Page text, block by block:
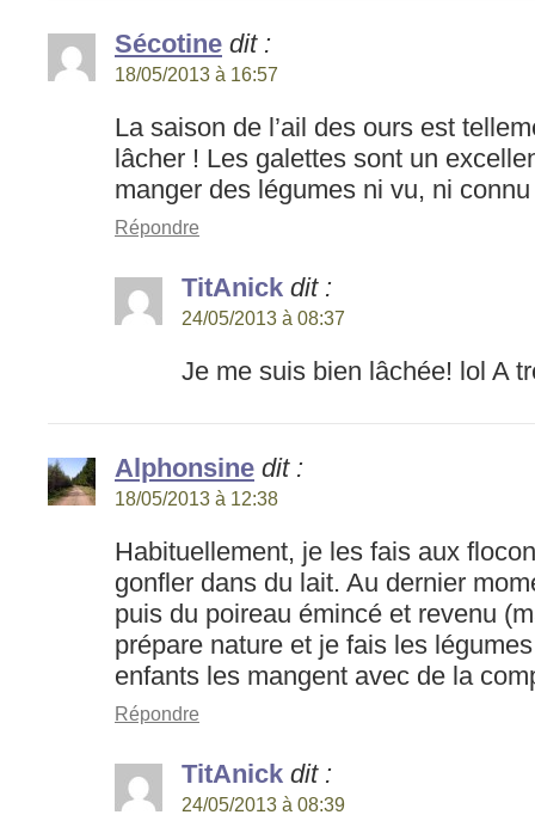
Sécotine dit :
18/05/2013 à 16:57
La saison de l’ail des ours est
lâcher ! Les galettes sont un
manger des légumes ni vu, ni
Répondre
TitAnick dit :
24/05/2013 à 08:37
Je me suis bien lâchée! lol A
Alphonsine dit :
18/05/2013 à 12:38
Habituellement, je les fais aux
gonfler dans du lait. Au dernier
puis du poireau émincé et revenu
prépare nature et je fais les
enfants les mangent avec de la
Répondre
TitAnick dit :
24/05/2013 à 08:39